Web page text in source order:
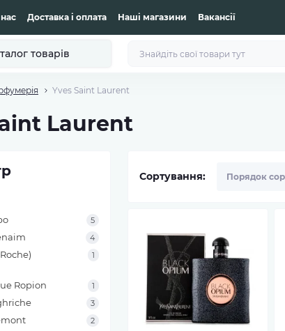
Доставка і оплата Наші магазини Вакансії
товарів
Yves Saint Laurent
Laurent
5
4
1
Ropion 1
3
2
Сортування: